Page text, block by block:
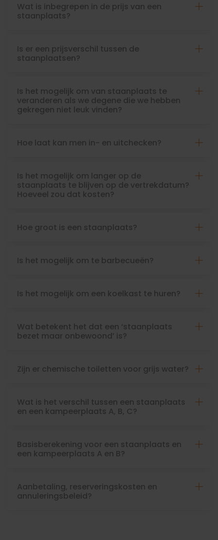
Wat is inbegrepen in de prijs van een
staanplaats?
Is er een prijsverschil tussen de
staanplaatsen?
Is het mogelijk om van staanplaats te
veranderen als we degene die we hebben
gekregen niet leuk vinden?
Hoe laat kan men in- en uitchecken?
Is het mogelijk om langer op de
staanplaats te blijven op de vertrekdatum?
Hoeveel zou dat kosten?
Hoe groot is een staanplaats?
Is het mogelijk om te barbecueën?
Is het mogelijk om een koelkast te huren?
Wat betekent het dat een ‘staanplaats
bezet maar onbewoond’ is?
Zijn er chemische toiletten voor grijs water?
Wat is het verschil tussen een staanplaats
en een kampeerplaats A, B, C?
Basisberekening voor een staanplaats en
een kampeerplaats A en B?
Aanbetaling, reserveringskosten en
annuleringsbeleid?